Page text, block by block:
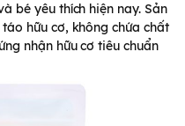
bé yêu thích hiện nay. Sản
hữu cơ, không chứa chất
nhận hữu cơ tiêu chuẩn